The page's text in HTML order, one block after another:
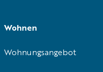
Wohnen
Wohnungsangebot